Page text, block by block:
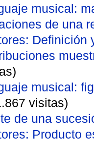
musical:
de una
Definición
musical:
visitas)
de una
Producto